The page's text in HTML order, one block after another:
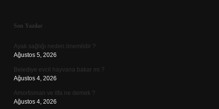
Sidebar
Son Yazılar
Ayak sağlığı neden önemlidir ?
Ağustos 5, 2026
Belediye evcil hayvana bakar mı ?
Ağustos 4, 2026
Amortisman ve itfa ne demek ?
Ağustos 4, 2026